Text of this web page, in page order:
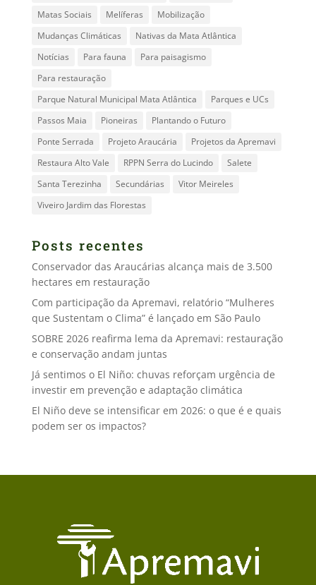
Matas Sociais
Melíferas
Mobilização
Mudanças Climáticas
Nativas da Mata Atlântica
Notícias
Para fauna
Para paisagismo
Para restauração
Parque Natural Municipal Mata Atlântica
Parques e UCs
Passos Maia
Pioneiras
Plantando o Futuro
Ponte Serrada
Projeto Araucária
Projetos da Apremavi
Restaura Alto Vale
RPPN Serra do Lucindo
Salete
Santa Terezinha
Secundárias
Vitor Meireles
Viveiro Jardim das Florestas
Posts recentes
Conservador das Araucárias alcança mais de 3.500
hectares em restauração
Com participação da Apremavi, relatório “Mulheres
que Sustentam o Clima” é lançado em São Paulo
SOBRE 2026 reafirma lema da Apremavi: restauração
e conservação andam juntas
Já sentimos o El Niño: chuvas reforçam urgência de
investir em prevenção e adaptação climática
El Niño deve se intensificar em 2026: o que é e quais
podem ser os impactos?